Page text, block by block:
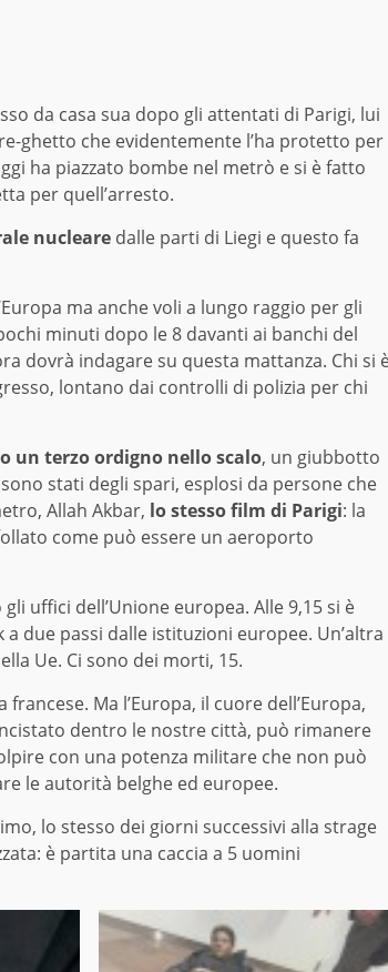
da casa sua dopo gli attentati di Parigi, lui
ghetto che evidentemente l’ha protetto per
ha piazzato bombe nel metrò e si è fatto
per quell’arresto.
nucleare dalle parti di Liegi e questo fa
ma anche voli a lungo raggio per gli
minuti dopo le 8 davanti ai banchi del
dovrà indagare su questa mattanza. Chi si
lontano dai controlli di polizia per chi
un terzo ordigno nello scalo, un giubbotto
stati degli spari, esplosi da persone che
Allah Akbar, lo stesso film di Parigi: la
come può essere un aeroporto
uffici dell’Unione europea. Alle 9,15 si è
due passi dalle istituzioni europee. Un’altra
Ue. Ci sono dei morti, 15.
Ma l’Europa, il cuore dell’Europa,
dentro le nostre città, può rimanere
con una potenza militare che non può
le autorità belghe ed europee.
lo stesso dei giorni successivi alla strage
è partita una caccia a 5 uomini